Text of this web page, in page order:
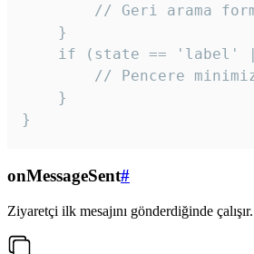
// Geri arama
    }
if (state == 'label'
// Pencere
    }
}
onMessageSent#
Ziyaretçi ilk mesajını gönderdiğinde çalışır.